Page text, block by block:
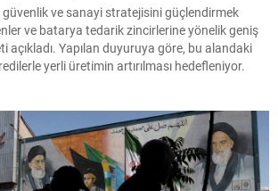
ve sanayi stratejisini güçlendirmek
ve batarya tedarik zincirlerine yönelik geniş
açıkladı. Yapılan duyuruya göre, bu alandaki
yerli üretimin artırılması hedefleniyor.
yönetici, yatırımcı ve akademisyen hazır